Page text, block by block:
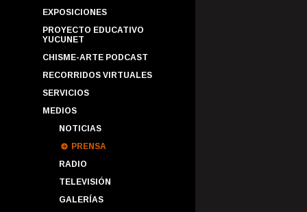
EXPOSICIONES
PROYECTO EDUCATIVO
YUCUNET
CHISME-ARTE PODCAST
RECORRIDOS VIRTUALES
SERVICIOS
MEDIOS
NOTICIAS
PRENSA
RADIO
TELEVISIÓN
GALERÍAS